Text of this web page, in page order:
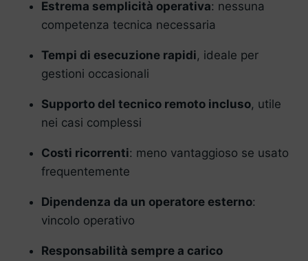
Estrema semplicità operativa: nessuna
competenza tecnica necessaria
Tempi di esecuzione rapidi, ideale per
gestioni occasionali
Supporto del tecnico remoto incluso, utile
nei casi complessi
Costi ricorrenti: meno vantaggioso se usato
frequentemente
Dipendenza da un operatore esterno:
vincolo operativo
Responsabilità sempre a carico